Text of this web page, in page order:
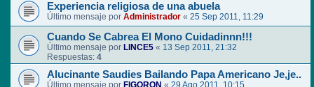
Experiencia religiosa de una abuela
Último mensaje por Administrador « 25 Sep 2011, 11:29
Cuando Se Cabrea El Mono Cuidadinnn!!!
Último mensaje por LINCE5 « 13 Sep 2011, 21:32
Respuestas: 4
Alucinante Saudies Bailando Papa Americano Je,je..